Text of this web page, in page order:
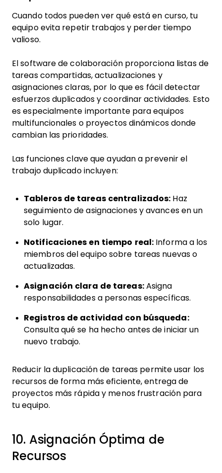
Cuando todos pueden ver qué está en curso, tu
equipo evita repetir trabajos y perder tiempo
valioso.
El software de colaboración proporciona listas de
tareas compartidas, actualizaciones y
asignaciones claras, por lo que es fácil detectar
esfuerzos duplicados y coordinar actividades. Esto
es especialmente importante para equipos
multifuncionales o proyectos dinámicos donde
cambian las prioridades.
Las funciones clave que ayudan a prevenir el
trabajo duplicado incluyen:
Tableros de tareas centralizados: Haz
seguimiento de asignaciones y avances en un
solo lugar.
Notificaciones en tiempo real: Informa a los
miembros del equipo sobre tareas nuevas o
actualizadas.
Asignación clara de tareas:Asigna
responsabilidades a personas específicas.
Registros de actividad con búsqueda:
Consulta qué se ha hecho antes de iniciar un
nuevo trabajo.
Reducir la duplicación de tareas permite usar los
recursos de forma más eficiente, entrega de
proyectos más rápida y menos frustración para
tu equipo.
10. Asignación Óptima de
Recursos